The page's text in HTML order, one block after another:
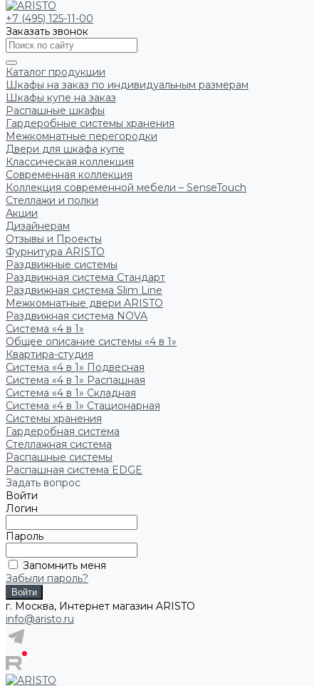
+7 (495) 125-11-00
Заказать звонок
Каталог продукции
Шкафы на заказ по индивидуальным размерам
Шкафы купе на заказ
Распашные шкафы
Гардеробные системы хранения
Межкомнатные перегородки
Двери для шкафа купе
Классическая коллекция
Современная коллекция
Коллекция современной мебели – SenseTouch
Стеллажи и полки
Акции
Дизайнерам
Отзывы и Проекты
Фурнитура ARISTO
Раздвижные системы
Раздвижная система Стандарт
Раздвижная система Slim Line
Межкомнатные двери ARISTO
Раздвижная система NOVA
Система «4 в 1»
Общее описание системы «4 в 1»
Квартира-студия
Система «4 в 1» Подвесная
Система «4 в 1» Распашная
Система «4 в 1» Складная
Система «4 в 1» Стационарная
Системы хранения
Гардеробная система
Стеллажная система
Распашные системы
Распашная система EDGE
Задать вопрос
Войти
Логин
Пароль
Запомнить меня
Забыли пароль?
г. Москва, Интернет магазин ARISTO
info@aristo.ru